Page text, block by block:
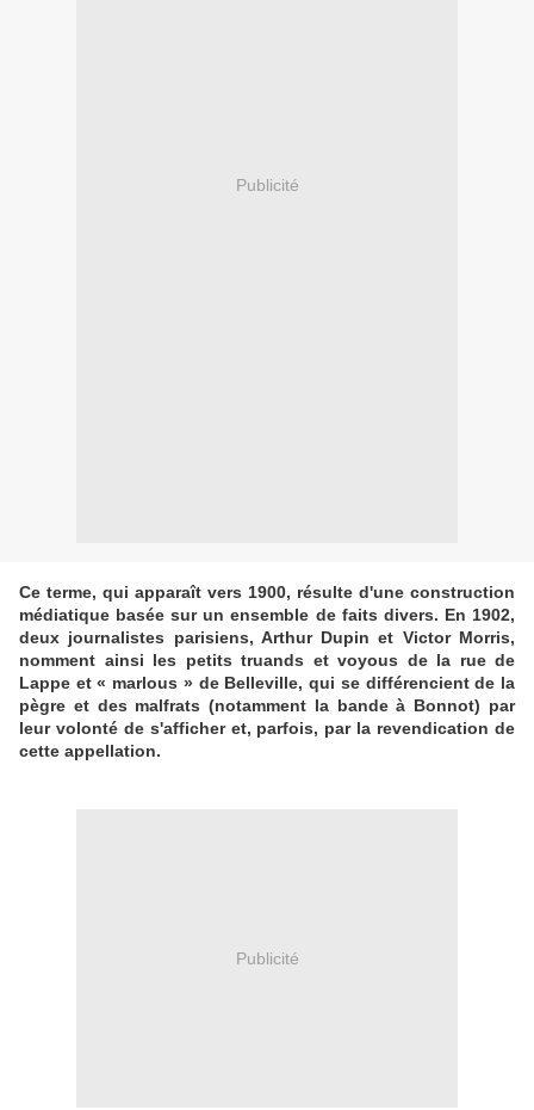
Publicité
Ce terme, qui apparaît vers 1900, résulte d'une construction
médiatique basée sur un ensemble de faits divers. En 1902,
deux journalistes parisiens, Arthur Dupin et Victor Morris,
nomment ainsi les petits truands et voyous de la rue de
Lappe et « marlous » de Belleville, qui se différencient de la
pègre et des malfrats (notamment la bande à Bonnot) par
leur volonté de s'afficher et, parfois, par la revendication de
cette appellation.
Publicité